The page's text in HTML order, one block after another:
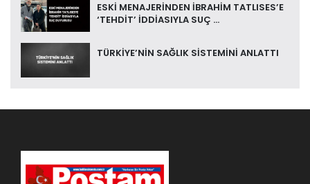
ESKİ MENAJERİNDEN İBRAHİM TATLISES’E
‘TEHDİT’ İDDİASIYLA SUÇ ...
TÜRKİYE’NİN SAĞLIK SİSTEMİNİ ANLATTI